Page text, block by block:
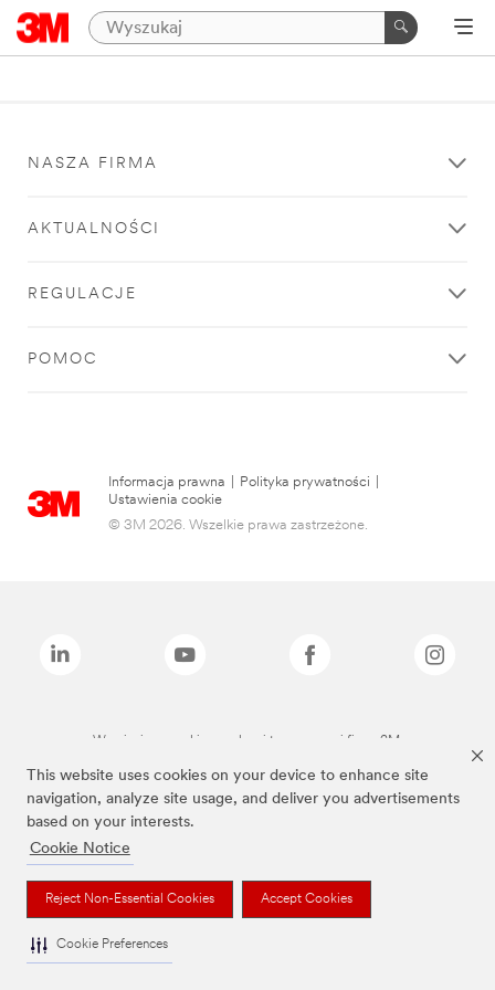
This website uses cookies on your device to enhance site
navigation, analyze site usage, and deliver you advertisements
based on your interests.
Cookie Notice
Reject Non-Essential Cookies Accept Cookies
Cookie Preferences
NASZA FIRMA
AKTUALNOŚCI
REGULACJE
POMOC
Informacja prawna Polityka prywatności
Ustawienia cookie
© 3M 2026. Wszelkie prawa zastrzeżone.
Wymienione marki są znakami towarowymi firmy 3M.